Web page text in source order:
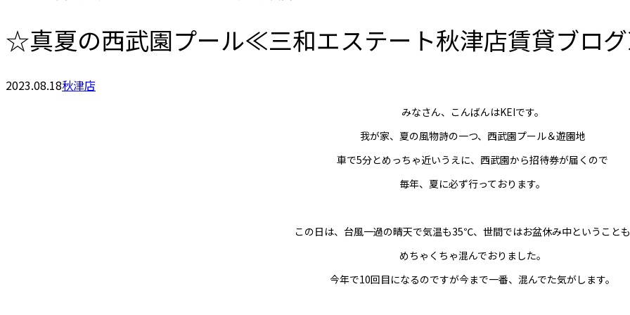
☆真夏の西武園プール≪三和エステート秋津店賃貸ブロ
2023.08.18秋津店
みなさん、こんばんはKEIです。
我が家、夏の風物詩の一つ、西武園プール＆遊園地
車で5分とめっちゃ近いうえに、西武園から招待券が届くので
毎年、夏に必ず行っております。
この日は、台風一過の晴天で気温も35℃、世間ではお盆休み中ということ
めちゃくちゃ混んでおりました。
今年で10回目になるのですが今まで一番、混んでた気がします。